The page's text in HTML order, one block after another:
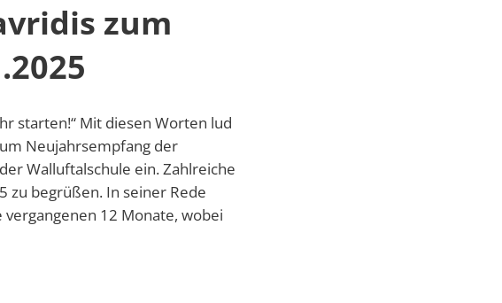
zum
starten!“ Mit diesen Worten lud
Neujahrsempfang der
Walluftalschule ein. Zahlreiche
zu begrüßen. In seiner Rede
12 Monate, wobei